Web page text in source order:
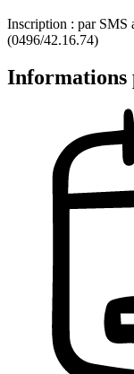
Inscription : par SMS
(0496/42.16.74)
Informations